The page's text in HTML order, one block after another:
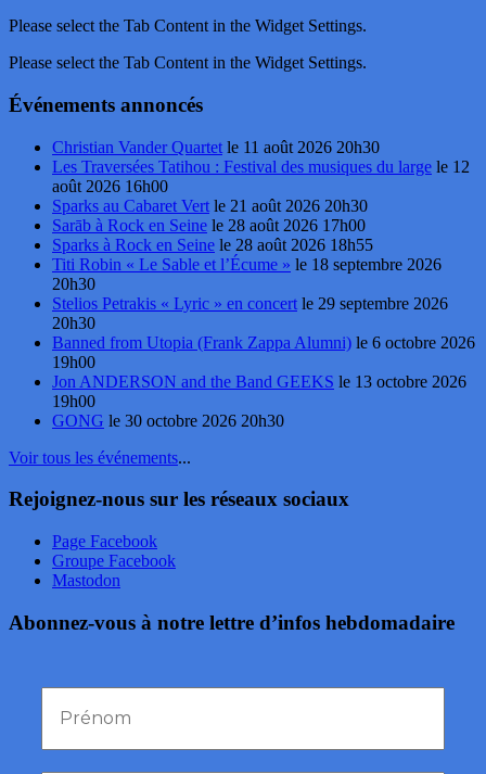
Please select the Tab Content in the Widget Settings.
Please select the Tab Content in the Widget Settings.
Événements annoncés
Christian Vander Quartet le 11 août 2026 20h30
Les Traversées Tatihou : Festival des musiques du large le 12
août 2026 16h00
Sparks au Cabaret Vert le 21 août 2026 20h30
Sarāb à Rock en Seine le 28 août 2026 17h00
Sparks à Rock en Seine le 28 août 2026 18h55
Titi Robin « Le Sable et l’Écume » le 18 septembre 2026
20h30
Stelios Petrakis « Lyric » en concert le 29 septembre 2026
20h30
Banned from Utopia (Frank Zappa Alumni) le 6 octobre 2026
19h00
Jon ANDERSON and the Band GEEKS le 13 octobre 2026
19h00
GONG le 30 octobre 2026 20h30
Voir tous les événements...
Rejoignez-nous sur les réseaux sociaux
Page Facebook
Groupe Facebook
Mastodon
Abonnez-vous à notre lettre d’infos hebdomadaire